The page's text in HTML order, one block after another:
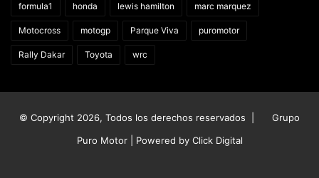
formula1 honda lewis hamilton marc marquez
Motocross motogp Parque Viva puromotor
Rally Dakar Toyota wrc
© Copyright 2026, Todos los derechos reservados |
Grupo
Puro Motor | Powered by Click Digital